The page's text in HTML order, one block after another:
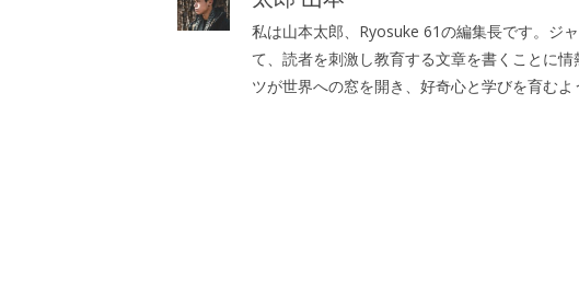
私は山本太郎、Ryosuke 61の編集長です。ジ
て、読者を刺激し教育する文章を書くことに
ツが世界への窓を開き、好奇心と学びを育むよ